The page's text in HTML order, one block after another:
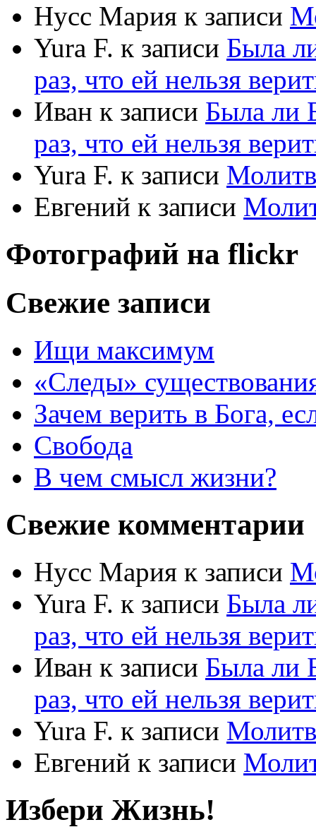
Нусс Мария к записи
Yura F. к записи Была
раз, что ей нельзя
Иван к записи Была ли
раз, что ей нельзя
Yura F. к записи
Евгений к записи
Фотографий на flickr
Свежие записи
Ищи максимум
«Следы»
Зачем верить в Бога,
Свобода
В чем смысл жизни?
Свежие комментарии
Нусс Мария к записи
Yura F. к записи Была
раз, что ей нельзя
Иван к записи Была ли
раз, что ей нельзя
Yura F. к записи
Евгений к записи
Избери Жизнь!